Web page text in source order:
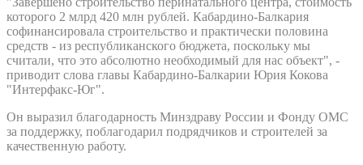
которого 2 млрд 420 млн рублей. Кабардино-Балкария
софинансировала строительство и практически половина
средств - из республиканского бюджета, поскольку мы
считали, что это абсолютно необходимый для нас объект", -
приводит слова главы Кабардино-Балкарии Юрия Кокова
"Интерфакс-Юг".
Он выразил благодарность Минздраву России и Фонду ОМС
за поддержку, поблагодарил подрядчиков и строителей за
качественную работу.